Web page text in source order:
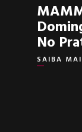
No
SAIBA